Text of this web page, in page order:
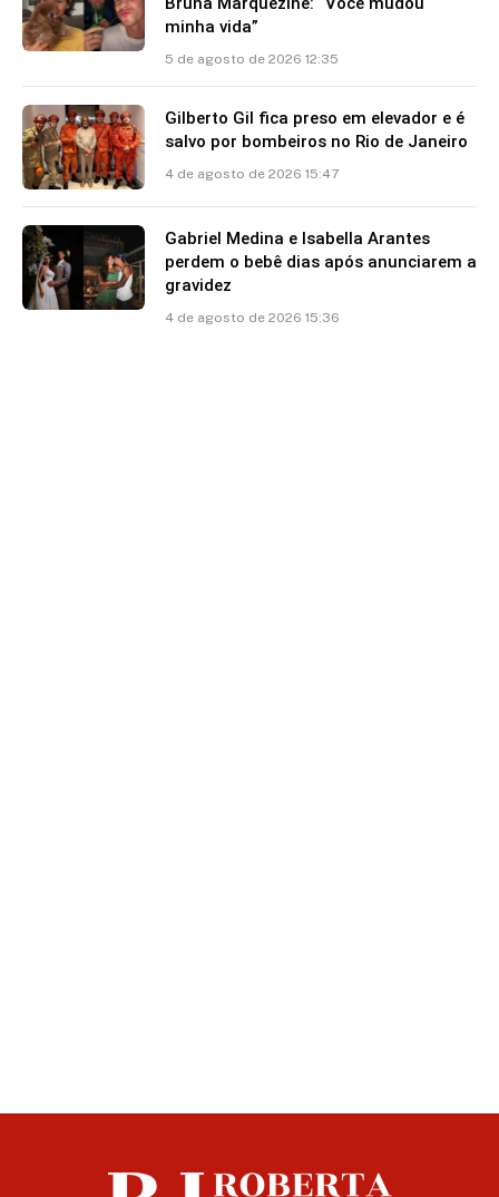
minha vida”
5 de agosto de 2026 12:35
Gilberto Gil fica preso em elevador e é
salvo por bombeiros no Rio de Janeiro
4 de agosto de 2026 15:47
Gabriel Medina e Isabella Arantes
perdem o bebê dias após anunciarem a
gravidez
4 de agosto de 2026 15:36